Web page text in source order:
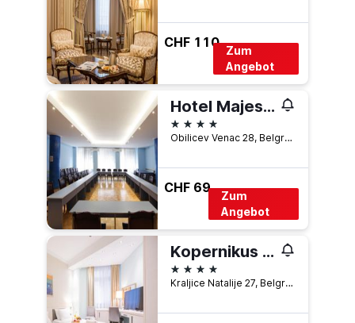
CHF 110
Zum
Angebot
Hotel Majestic
4 Sterne
Obilicev Venac 28, Belgrad, Serbien
CHF 69
Zum
Angebot
Kopernikus Hotel Prag
4 Sterne
Kraljice Natalije 27, Belgrad, Serbien